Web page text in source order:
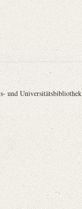
und Universitätsbibliothek